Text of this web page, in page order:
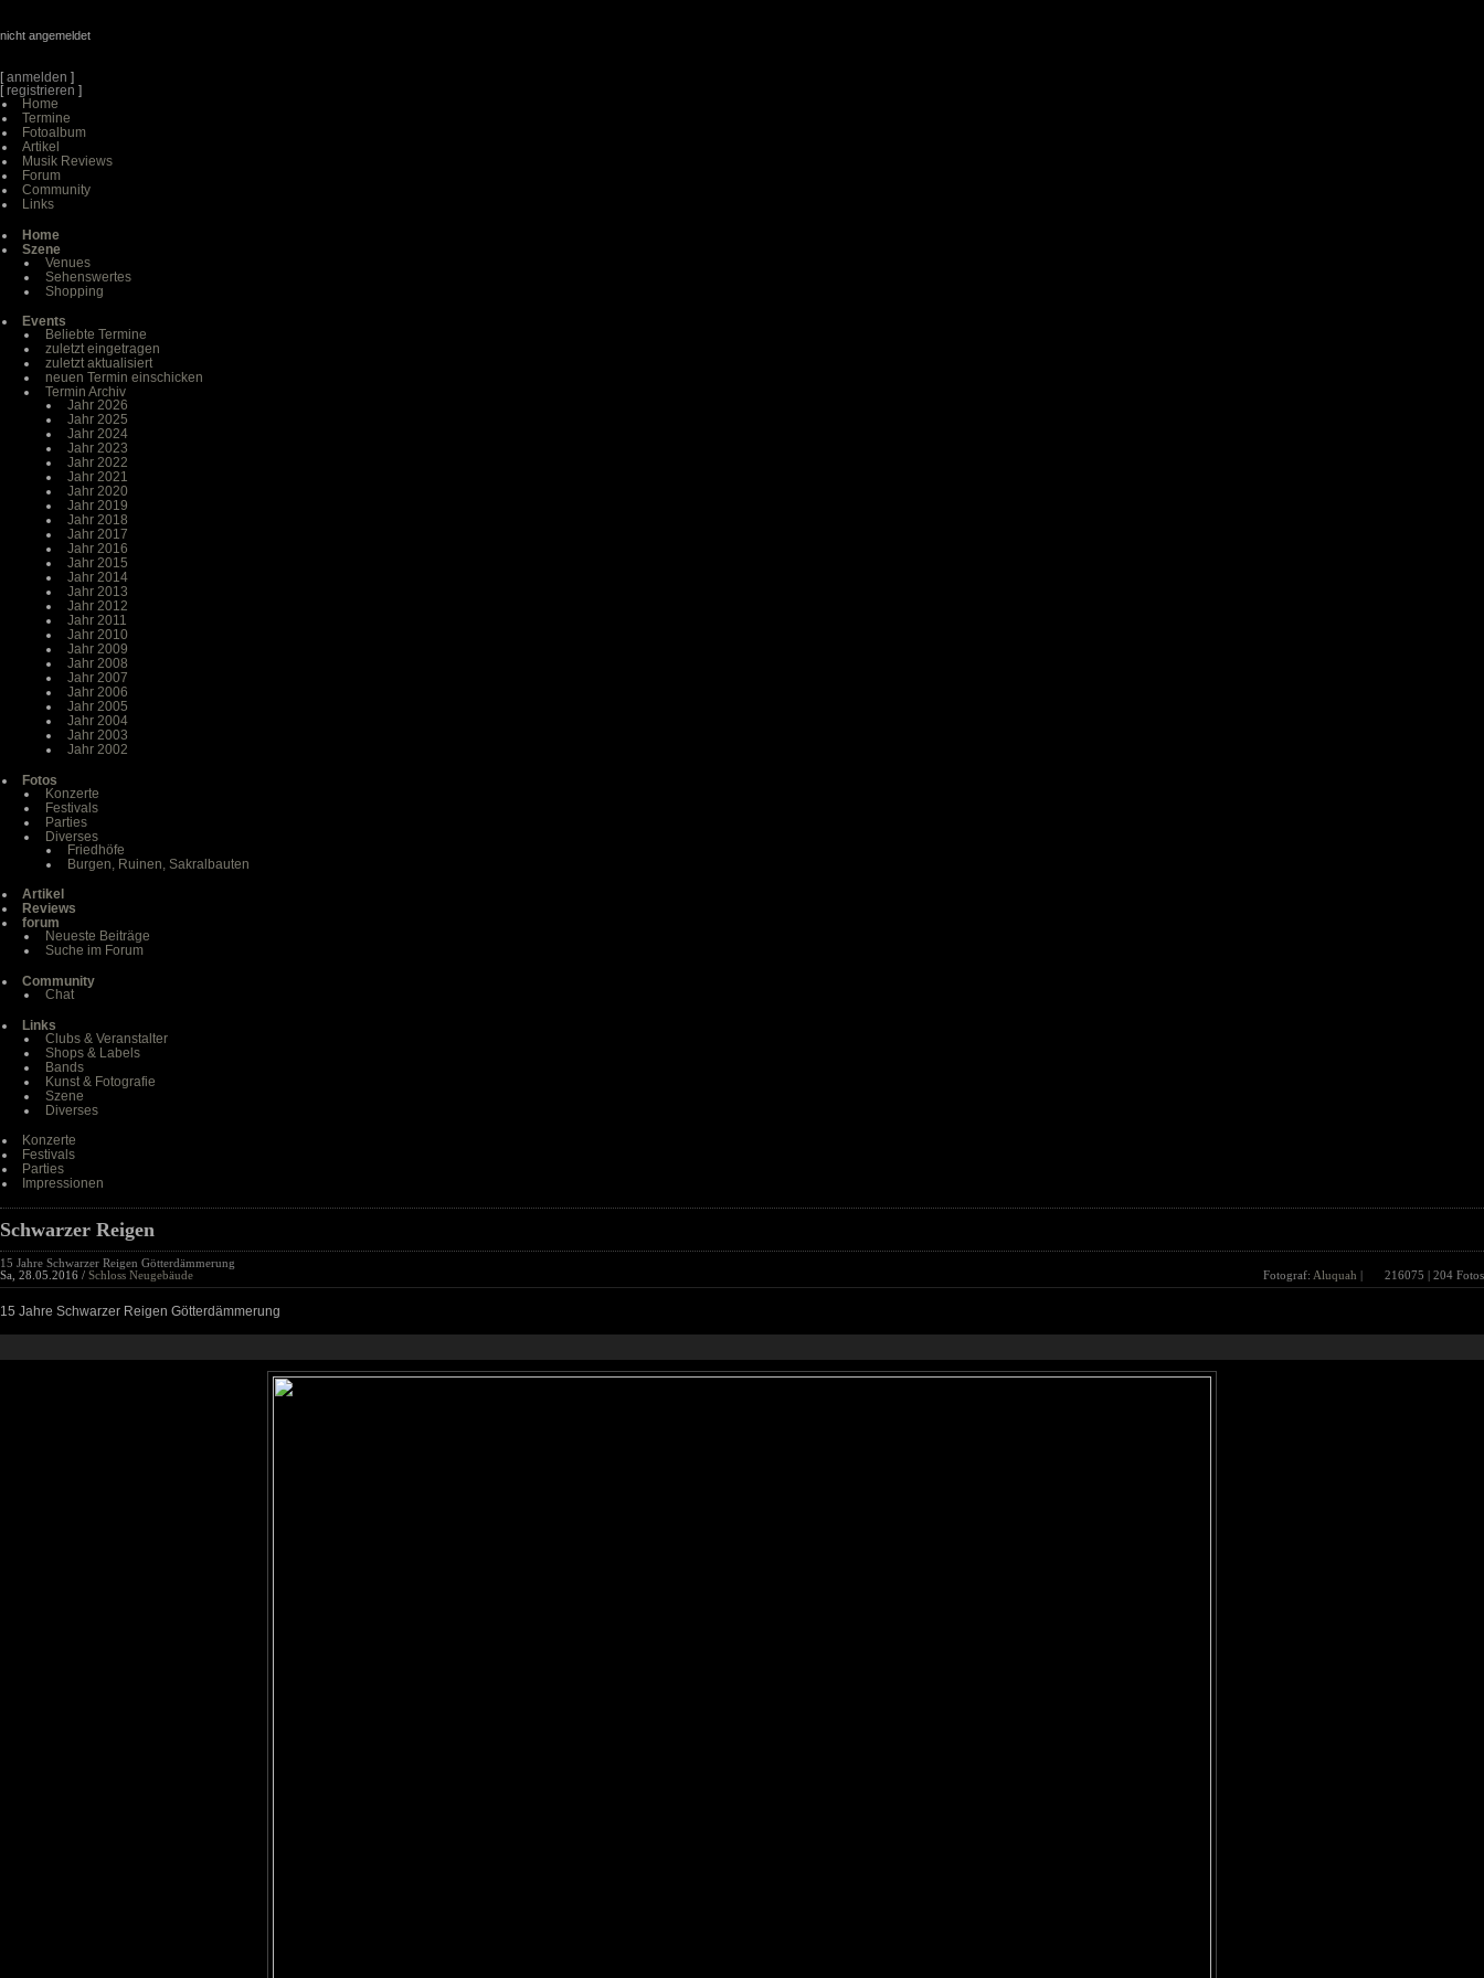
nicht angemeldet
[anmelden ]
[registrieren ]
Home
Termine
Fotoalbum
Artikel
Musik Reviews
Forum
Community
Links
Home
Szene
Venues
Sehenswertes
Shopping
Events
Beliebte Termine
zuletzt eingetragen
zuletzt aktualisiert
neuen Termin einschicken
Termin Archiv
Jahr 2026
Jahr 2025
Jahr 2024
Jahr 2023
Jahr 2022
Jahr 2021
Jahr 2020
Jahr 2019
Jahr 2018
Jahr 2017
Jahr 2016
Jahr 2015
Jahr 2014
Jahr 2013
Jahr 2012
Jahr 2011
Jahr 2010
Jahr 2009
Jahr 2008
Jahr 2007
Jahr 2006
Jahr 2005
Jahr 2004
Jahr 2003
Jahr 2002
Fotos
Konzerte
Festivals
Parties
Diverses
Friedhöfe
Burgen, Ruinen, Sakralbauten
Artikel
Reviews
forum
Neueste Beiträge
Suche im Forum
Community
Chat
Links
Clubs & Veranstalter
Shops & Labels
Bands
Kunst & Fotografie
Szene
Diverses
Konzerte
Festivals
Parties
Impressionen
Schwarzer Reigen
15 Jahre Schwarzer Reigen Götterdämmerung
Sa, 28.05.2016 / Schloss Neugebäude Fotograf: Aluquah | 216075 | 204 Fotos
15 Jahre Schwarzer Reigen Götterdämmerung